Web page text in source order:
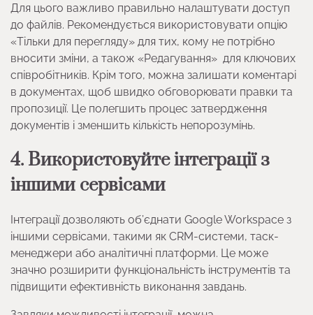
Для цього важливо правильно налаштувати доступ
до файлів. Рекомендується використовувати опцію
«Тільки для перегляду» для тих, кому не потрібно
вносити зміни, а також «Редагування» для ключових
співробітників. Крім того, можна залишати коментарі
в документах, щоб швидко обговорювати правки та
пропозиції. Це полегшить процес затвердження
документів і зменшить кількість непорозумінь.
4. Використовуйте інтеграції з
іншими сервісами
Інтеграції дозволяють об’єднати Google Workspace з
іншими сервісами, такими як CRM-системи, таск-
менеджери або аналітичні платформи. Це може
значно розширити функціональність інструментів та
підвищити ефективність виконання завдань.